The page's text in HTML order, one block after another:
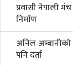
प्रवासी नेपाली
निर्माण
अनिल
पनि दर्ता